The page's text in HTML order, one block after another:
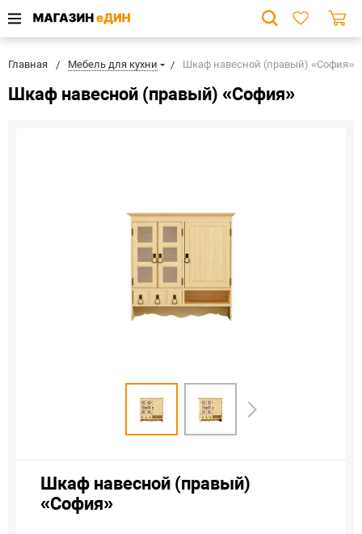
Главная Мебель для кухни Шкаф навесной (правый) «София»
Шкаф навесной (правый) «София»
Шкаф навесной (правый)
«София»